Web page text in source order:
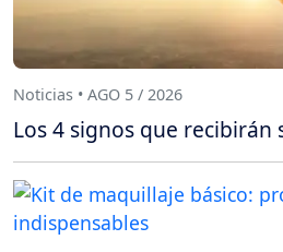
Noticias • AGO 5 / 2026
Los 4 signos que recibirán